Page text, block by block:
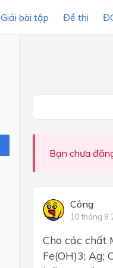
Giải bài tập Đề thi
Bạn chưa
Công
10 tháng 8
Cho các chất
Fe(OH)3; Ag;